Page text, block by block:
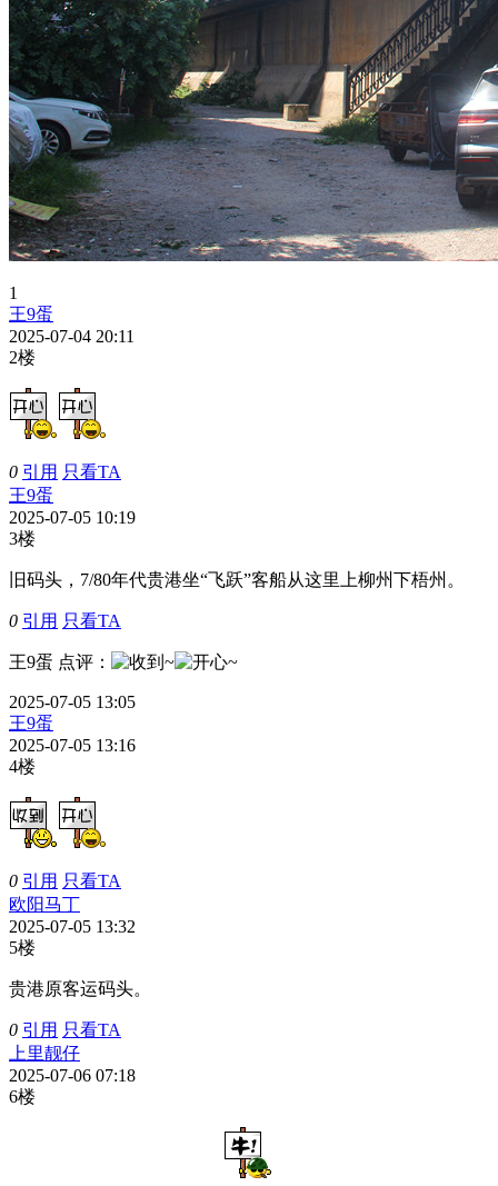
1
王9蛋
2025-07-04 20:11
2楼
0 引用 只看TA
王9蛋
2025-07-05 10:19
3楼
旧码头，7/80年代贵港坐“飞跃”客船从这里上柳州下梧州。
0 引用 只看TA
王9蛋 点评 ：
2025-07-05 13:05
王9蛋
2025-07-05 13:16
4楼
0 引用 只看TA
欧阳马丁
2025-07-05 13:32
5楼
贵港原客运码头。
0 引用 只看TA
上里靓仔
2025-07-06 07:18
6楼